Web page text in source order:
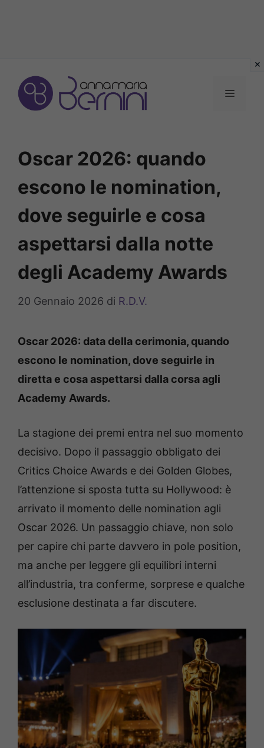
contenuto
MENU
Oscar 2026: quando
escono le nomination,
dove seguirle e cosa
aspettarsi dalla notte
degli Academy Awards
20 Gennaio 2026 di R.D.V.
Oscar 2026: data della cerimonia, quando
escono le nomination, dove seguirle in
diretta e cosa aspettarsi dalla corsa agli
Academy Awards.
La stagione dei premi entra nel suo momento
decisivo. Dopo il passaggio obbligato dei
Critics Choice Awards e dei Golden Globes,
l’attenzione si sposta tutta su Hollywood: è
arrivato il momento delle nomination agli
Oscar 2026. Un passaggio chiave, non solo
per capire chi parte davvero in pole position,
ma anche per leggere gli equilibri interni
all’industria, tra conferme, sorprese e qualche
esclusione destinata a far discutere.